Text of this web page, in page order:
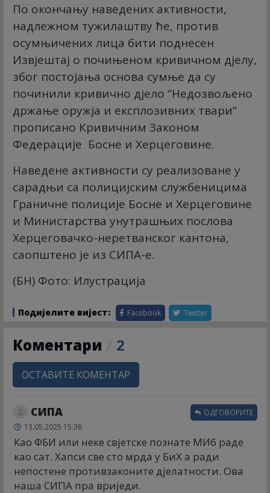
По окончању наведених активности,
надлежном тужилаштву ће, против
осумњичених лица бити поднесен
Извјештај о почињеном кривичном дјелу,
због постојања основа сумње да су
починили кривично дјело “Недозвољено
држање оружја и експлозивних твари”
прописано Кривичним Законом
Федерације Босне и Херцеговине.
Наведене активности су реализоване у
сарадњи са полицијским службеницима
Граничне полиције Босне и Херцеговине
и Министарства унутрашњих послова
Херцеговачко-неретванског кантона,
саопштено је из СИПА-е.
(БН) Фото: Илустрација
Подијелите вијест: Facebook Twitter
Коментари 2
ОСТАВИТЕ КОМЕНТАР
СИПА
13.05.2025 15:38
Као ФБИ или неке свјетске познате МИ6 раде
као сат. Хапси све сто мрда у БиХ а ради
непостене противзаконите дјелатности. Ова
наша СИПА пра вриједи.
ОДГОВОРИТЕ